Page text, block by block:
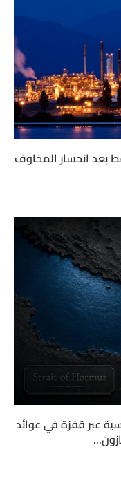
بعد انحسار المخاوف
عبر قفزة في عوائد